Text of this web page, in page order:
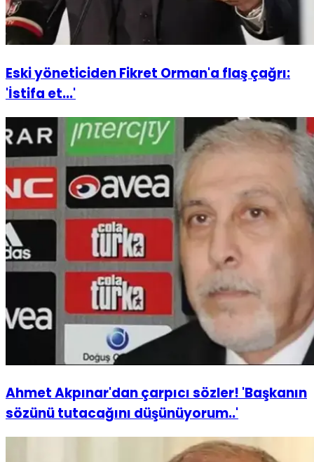
Eski yöneticiden Fikret Orman'a flaş çağrı:
'İstifa et...'
Ahmet Akpınar'dan çarpıcı sözler! 'Başkanın
sözünü tutacağını düşünüyorum..'